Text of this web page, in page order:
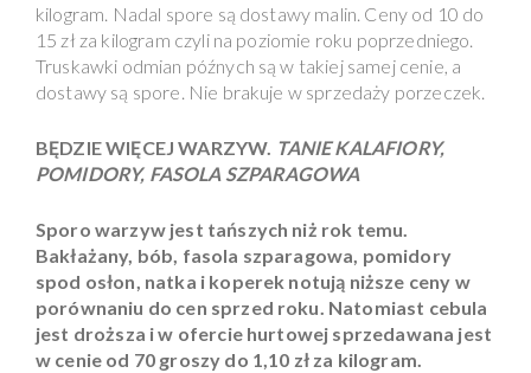
kilogram. Nadal spore są dostawy malin. Ceny od 10 do
15 zł za kilogram czyli na poziomie roku poprzedniego.
Truskawki odmian późnych są w takiej samej cenie, a
dostawy są spore. Nie brakuje w sprzedaży porzeczek.
BĘDZIE WIĘCEJ WARZYW. TANIE KALAFIORY,
POMIDORY, FASOLA SZPARAGOWA
Sporo warzyw jest tańszych niż rok temu.
Bakłażany, bób, fasola szparagowa, pomidory
spod osłon, natka i koperek notują niższe ceny w
porównaniu do cen sprzed roku. Natomiast cebula
jest droższa i w ofercie hurtowej sprzedawana jest
w cenie od 70 groszy do 1,10 zł za kilogram.